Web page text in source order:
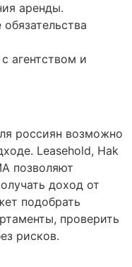
аренды.
агентством и
россиян возможно
Leasehold, Hak
позволяют
доход от
подобрать
проверить
рисков.